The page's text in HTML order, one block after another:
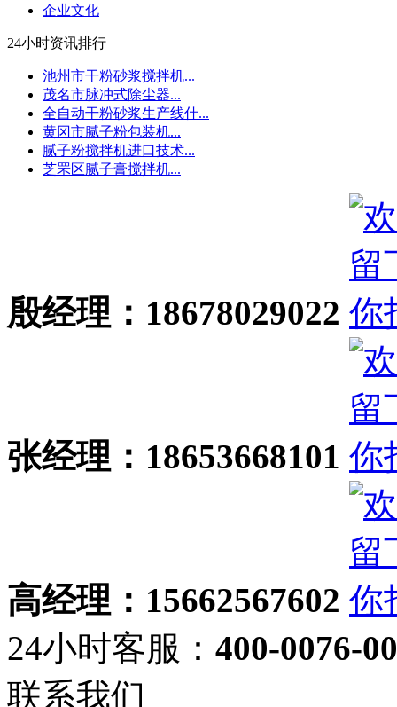
企业文化
24小时资讯排行
池州市干粉砂浆搅拌机...
茂名市脉冲式除尘器...
全自动干粉砂浆生产线什...
黄冈市腻子粉包装机...
腻子粉搅拌机进口技术...
芝罘区腻子膏搅拌机...
殷经理：18678029022
张经理：18653668101
高经理：15662567602
24小时客服： 400-0076-
联系我们